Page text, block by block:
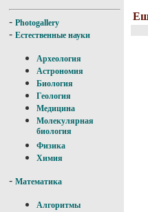
- Photogallery
- Естественные науки
Археология
Астрономия
Биология
Геология
Медицина
Молекулярная
биология
Физика
Химия
- Математика
Алгоритмы